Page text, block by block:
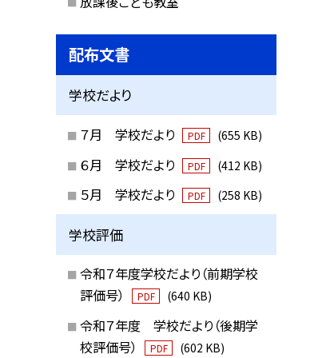
配布文書
学校だより
７月 学校だより PDF (655 KB)
６月 学校だより PDF (412 KB)
５月 学校だより PDF (258 KB)
学校評価
令和７年度学校だより（前期学校
評価号）
PDF (640 KB)
令和７年度 学校だより（後期学
校評価号）
PDF (602 KB)